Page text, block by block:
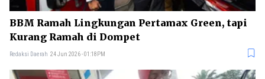
BBM Ramah Lingkungan Pertamax Green, tapi
Kurang Ramah di Dompet
Redaksi Daerah 24 Jun 2026 - 01:18PM